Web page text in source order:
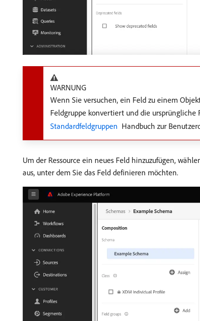
WARNUNG
Wenn Sie versuchen, ein Feld zu einem
Feldgruppe konvertiert und die
Standardfeldgruppen ​ Handbuch zur
Um der Ressource ein neues Feld hinzuzufügen,
aus, unter dem Sie das Feld definieren möchten.